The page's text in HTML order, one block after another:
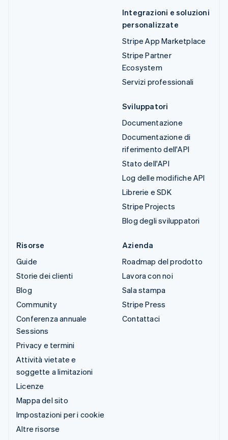
Integrazioni e soluzioni
personalizzate
Stripe App Marketplace
Stripe Partner
Ecosystem
Servizi professionali
Sviluppatori
Documentazione
Documentazione di
riferimento dell'API
Stato dell'API
Log delle modifiche API
Librerie e SDK
Stripe Projects
Blog degli sviluppatori
Risorse
Guide
Storie dei clienti
Blog
Community
Conferenza annuale
Sessions
Privacy e termini
Attività vietate e
soggette a limitazioni
Licenze
Mappa del sito
Impostazioni per i cookie
Altre risorse
Azienda
Roadmap del prodotto
Lavora con noi
Sala stampa
Stripe Press
Contattaci